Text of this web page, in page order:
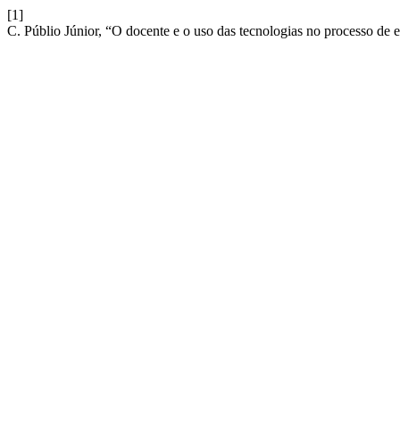
[1]
C. Públio Júnior, “O docente e o uso das tecnologias no processo de